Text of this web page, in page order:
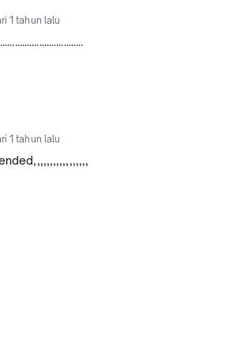
1 tahun lalu
1 tahun lalu